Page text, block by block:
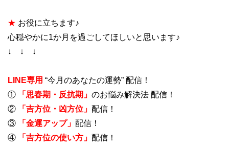
★ お役に立ちます♪
心穏やかに1か月を過ごしてほしいと思います♪
↓ ↓ ↓
LINE専用 “今月のあなたの運勢” 配信！
①
「思春期・反抗期」 のお悩み解決法 配信！
②
「吉方位・凶方位」 配信！
③
「金運アップ」 配信！
④
「吉方位の使い方」 配信！